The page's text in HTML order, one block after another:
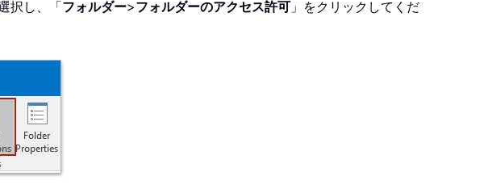
択し、「フォルダー>フォルダーのアクセス許可 」をクリックしてくだ